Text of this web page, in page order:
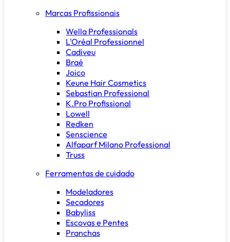
Marcas Profissionais
Wella Professionals
L'Oréal Professionnel
Cadiveu
Braé
Joico
Keune Hair Cosmetics
Sebastian Professional
K.Pro Profissional
Lowell
Redken
Senscience
Alfaparf Milano Professional
Truss
Ferramentas de cuidado
Modeladores
Secadores
Babyliss
Escovas e Pentes
Pranchas